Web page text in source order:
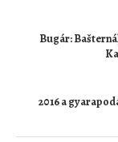
Bugár:
2016 a